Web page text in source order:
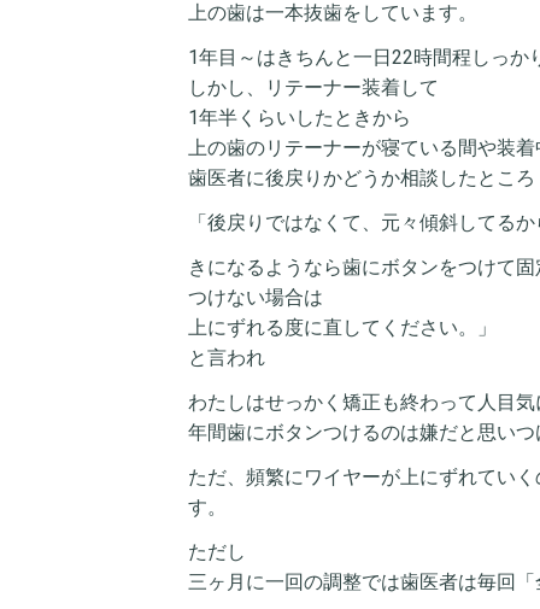
上の歯は一本抜歯をしています。
1年目～はきちんと一日22時間程しっか
しかし、リテーナー装着して
1年半くらいしたときから
上の歯のリテーナーが寝ている間や装
歯医者に後戻りかどうか相談したところ
「後戻りではなくて、元々傾斜してる
きになるようなら歯にボタンをつけて
つけない場合は
上にずれる度に直してください。」
と言われ
わたしはせっかく矯正も終わって人目
年間歯にボタンつけるのは嫌だと思い
ただ、頻繁にワイヤーが上にずれてい
す。
ただし
三ヶ月に一回の調整では歯医者は毎回